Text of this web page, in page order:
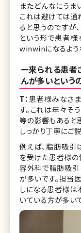
またどんなにうま
これは避けては通
ると思うのですが
という形で患者様
winwinになるよう
ー来られる患者
んが多いという
T： 患者様みなさ
す。これは年々そ
等の影響もあると
しっかり丁寧にご
例えば、脂肪吸
を受けた患者様の
容外科で脂肪吸引
が多いです。担当
しになる患者様は
いている方が多い